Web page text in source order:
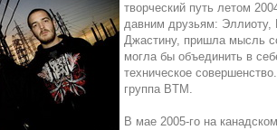
творческий путь летом
давним друзьям:
Джастину, пришла мысль
могла бы объединить в
техническое
группа BTM.
В мае 2005-го на